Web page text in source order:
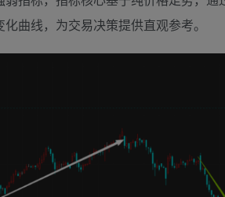
曲线，为交易决策提供直观参考。